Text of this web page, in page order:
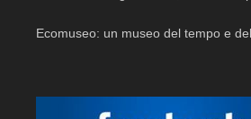
Ecomuseo: un museo del tempo e